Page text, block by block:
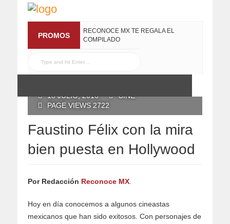
PROMOS
RECONOCE MX TE REGALA EL
COMPILADO
18 JULIO, 2016
CINE
PAGE VIEWS 2722
Faustino Félix con la mira
bien puesta en Hollywood
Por Redacción Reconoce MX
Hoy en día conocemos a algunos cineastas
mexicanos que han sido exitosos. Con personajes de